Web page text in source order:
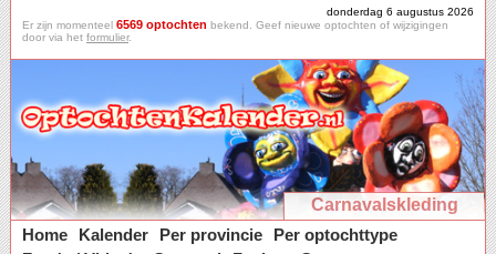
donderdag 6 augustus 2026
Er zijn momenteel 6569 optochten bekend. Geef nieuwe optochten of wijzigingen
door via het formulier.
Carnavalskleding
Home
Kalender Per provincie
Per optochttype